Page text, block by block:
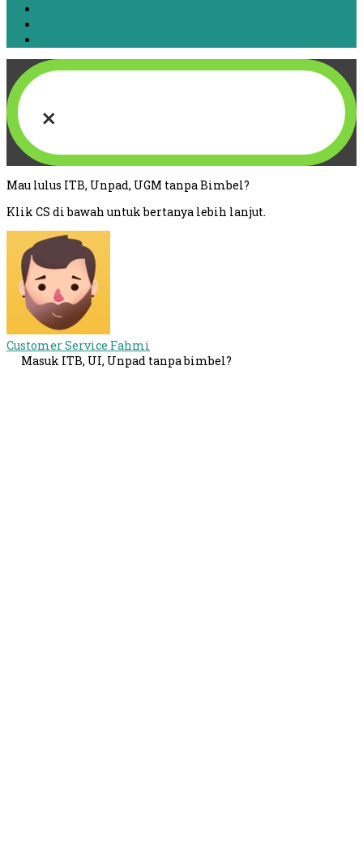
×
Mau lulus ITB, Unpad, UGM tanpa Bimbel?
Klik CS di bawah untuk bertanya lebih lanjut.
Customer Service Fahmi
Masuk ITB, UI, Unpad tanpa bimbel?